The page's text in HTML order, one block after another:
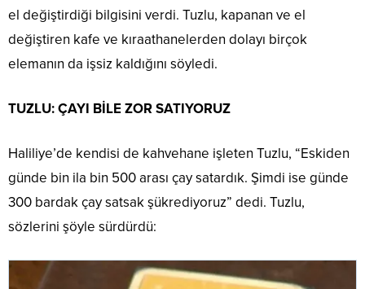
el değiştirdiği bilgisini verdi. Tuzlu, kapanan ve el
değiştiren kafe ve kıraathanelerden dolayı birçok
elemanın da işsiz kaldığını söyledi.
TUZLU: ÇAYI BİLE ZOR SATIYORUZ
Haliliye’de kendisi de kahvehane işleten Tuzlu, “Eskiden
günde bin ila bin 500 arası çay satardık. Şimdi ise günde
300 bardak çay satsak şükrediyoruz” dedi. Tuzlu,
sözlerini şöyle sürdürdü: